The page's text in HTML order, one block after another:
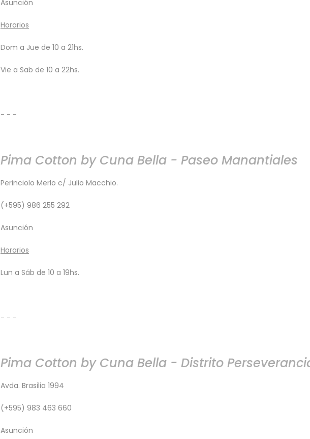
Asunción
​Horarios
Dom a Jue de 10 a 21hs.
Vie a Sab de 10 a 22hs.
- - -
Pima Cotton by Cuna Bella - Paseo Manantiales
Perinciolo Merlo c/ Julio Macchio.
(+595) 986 255 292
Asunción
​Horarios
Lun a Sáb de 10 a 19hs.
- - -
Pima Cotton by Cuna Bella - Distrito
Avda. Brasilia 1994
(+595) 983 463 660
Asunción